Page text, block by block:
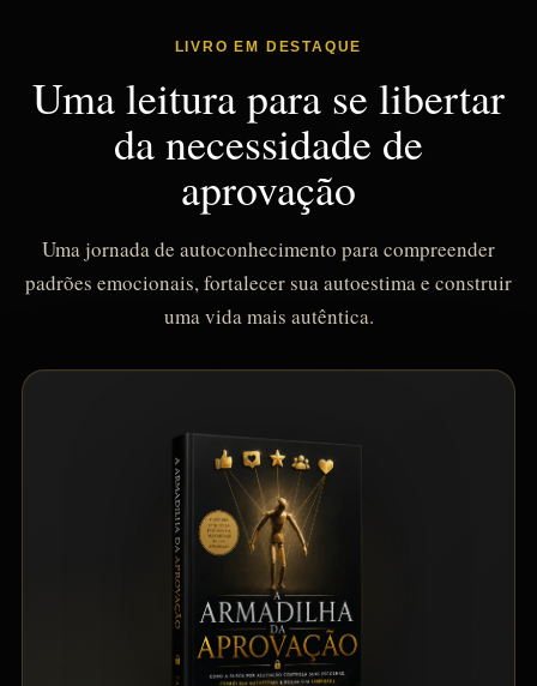
LIVRO EM DESTAQUE
Uma leitura para se libertar
da necessidade de
aprovação
Uma jornada de autoconhecimento para compreender
padrões emocionais, fortalecer sua autoestima e construir
uma vida mais autêntica.